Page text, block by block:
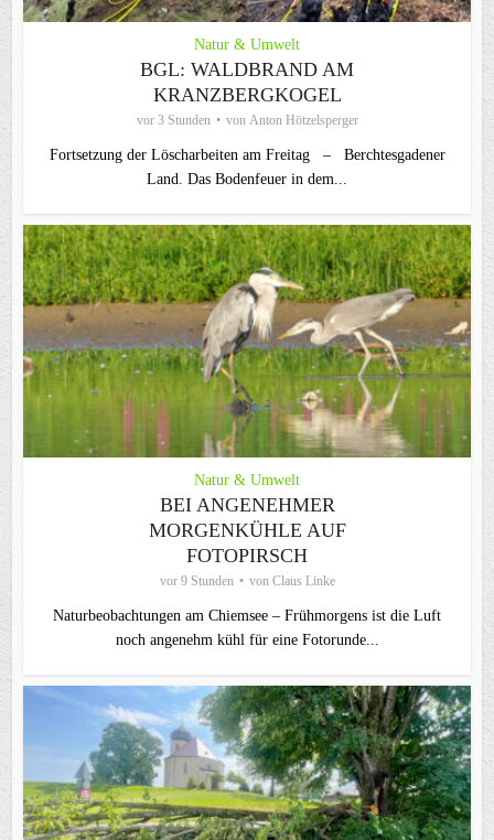
Natur & Umwelt
BGL: WALDBRAND AM
KRANZBERGKOGEL
vor 3 Stunden von Anton Hötzelsperger
Fortsetzung der Löscharbeiten am Freitag – Berchtesgadener
Land. Das Bodenfeuer in dem...
Natur & Umwelt
BEI ANGENEHMER
MORGENKÜHLE AUF
FOTOPIRSCH
vor 9 Stunden von Claus Linke
Naturbeobachtungen am Chiemsee – Frühmorgens ist die Luft
noch angenehm kühl für eine Fotorunde...